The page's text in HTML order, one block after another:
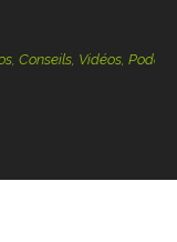
Vidéos, Podcasts –